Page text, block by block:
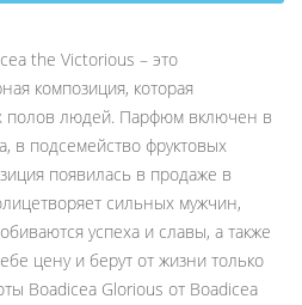
the Victorious – это
композиция, которая
полов людей. Парфюм включен в
в подсемейство фруктовых
появилась в продаже в
сильных мужчин,
успеха и славы, а также
цену и берут от жизни только
Boadicea Glorious от Boadicea